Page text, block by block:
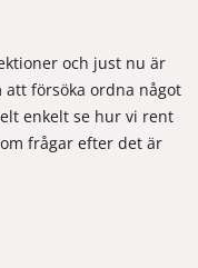
och just nu är
försöka ordna något
enkelt se hur vi rent
frågar efter det är